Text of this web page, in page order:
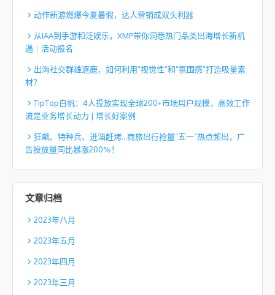
动作新游燃爆今夏暑假，达人营销成双头利器
从IAA到手游和泛娱乐，XMP带你洞悉热门品类出海增长新机
遇｜活动报名
出海社交群雄逐鹿，如何利用“视觉性”和“氛围感”打造吸量素
材？
TipTop白帆：4人投放实现全球200+市场用户规模，高效工作
流是业务增长动力 | 增长好案例
狂飙、特种兵、进淄赶烤…商旅出行抢量“五一”热点频出，广
告投放量同比暴涨200%！
文章归档
2023年八月
2023年五月
2023年四月
2023年三月